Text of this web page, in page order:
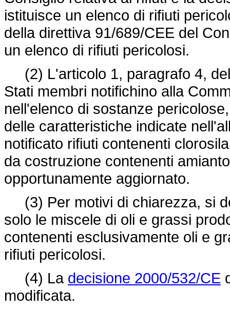
istituisce un elenco di rifiuti
della direttiva 91/689/CEE del
un elenco di rifiuti pericolosi.
(2) L'articolo 1, paragrafo 4,
Stati membri notifichino alla
nell'elenco di sostanze
delle caratteristiche indicate
notificato rifiuti contenenti
da costruzione contenenti
opportunamente aggiornato.
(3) Per motivi di chiarezza, si
solo le miscele di oli e grassi
contenenti esclusivamente oli e
rifiuti pericolosi.
(4) La decisione 2000/532/CE
modificata.